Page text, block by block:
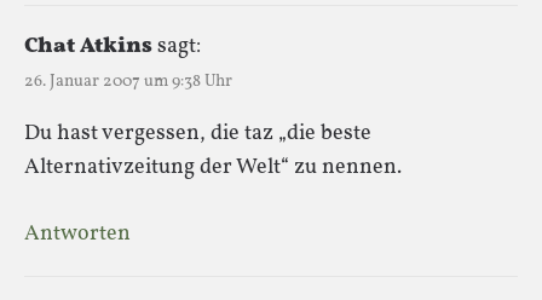
Chat Atkinssagt:
26. Januar 2007 um 9:38 Uhr
Du hast vergessen, die taz „die beste
Alternativzeitung der Welt“ zu nennen.
Antworten